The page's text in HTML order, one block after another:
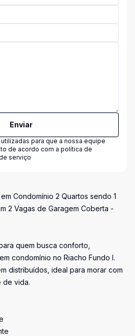
Enviar
para que a nossa equipe
de acordo com a política de
serviço
Condomínio 2 Quartos sendo 1
2 Vagas de Garagem Coberta -
quem busca conforto,
condomínio no Riacho Fundo I.
distribuídos, ideal para morar com
de vida.